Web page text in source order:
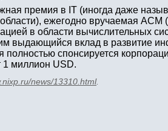
премия в IT (иногда даже
ежегодно вручаемая ACM
в области вычислительных
выдающийся вклад в развитие
спонсируется
1 миллион USD.
news/13310.html.